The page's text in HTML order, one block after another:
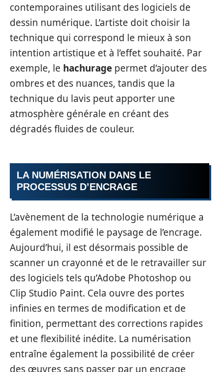
contemporaines utilisant des logiciels de
dessin numérique. L’artiste doit choisir la
technique qui correspond le mieux à son
intention artistique et à l’effet souhaité. Par
exemple, le hachurage permet d’ajouter des
ombres et des nuances, tandis que la
technique du lavis peut apporter une
atmosphère générale en créant des
dégradés fluides de couleur.
LA NUMÉRISATION DANS LE
PROCESSUS D’ENCRAGE
L’avènement de la technologie numérique a
également modifié le paysage de l’encrage.
Aujourd’hui, il est désormais possible de
scanner un crayonné et de le retravailler sur
des logiciels tels qu’Adobe Photoshop ou
Clip Studio Paint. Cela ouvre des portes
infinies en termes de modification et de
finition, permettant des corrections rapides
et une flexibilité inédite. La numérisation
entraîne également la possibilité de créer
des œuvres sans passer par un encrage